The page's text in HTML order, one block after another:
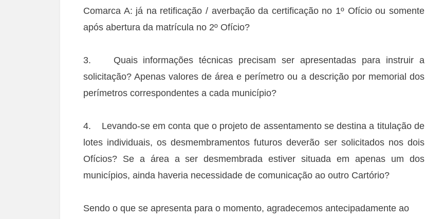
Comarca A: já na retificação / averbação da certificação no 1º Ofício ou somente
após abertura da matrícula no 2º Ofício?
3. Quais informações técnicas precisam ser apresentadas para instruir a
solicitação? Apenas valores de área e perímetro ou a descrição por memorial dos
perímetros correspondentes a cada município?
4. Levando-se em conta que o projeto de assentamento se destina a titulação de
lotes individuais, os desmembramentos futuros deverão ser solicitados nos dois
Ofícios? Se a área a ser desmembrada estiver situada em apenas um dos
municípios, ainda haveria necessidade de comunicação ao outro Cartório?
Sendo o que se apresenta para o momento, agradecemos antecipadamente ao